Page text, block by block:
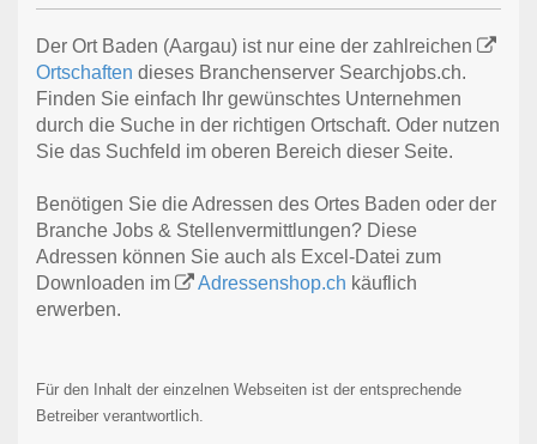
Der Ort Baden (Aargau) ist nur eine der zahlreichen
Ortschaften dieses Branchenserver Searchjobs.ch.
Finden Sie einfach Ihr gewünschtes Unternehmen
durch die Suche in der richtigen Ortschaft. Oder nutzen
Sie das Suchfeld im oberen Bereich dieser Seite.
Benötigen Sie die Adressen des Ortes Baden oder der
Branche Jobs & Stellenvermittlungen? Diese
Adressen können Sie auch als Excel-Datei zum
Downloaden im
Adressenshop.ch käuflich
erwerben.
Für den Inhalt der einzelnen Webseiten ist der entsprechende
Betreiber verantwortlich.